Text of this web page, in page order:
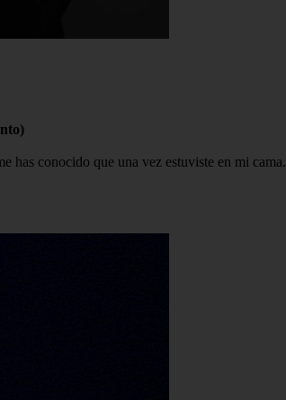
has conocido que una vez estuviste en mi cama.